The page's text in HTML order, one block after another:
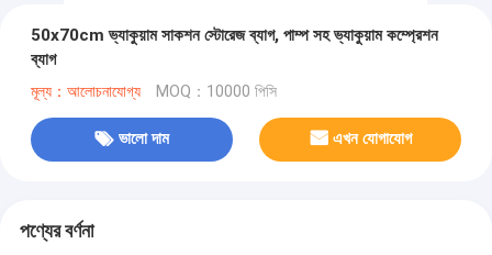
50x70cm ভ্যাকুয়াম সাকশন স্টোরেজ ব্যাগ, পাম্প সহ ভ্যাকুয়াম কম্প্রেশন
ব্যাগ
মূল্য：আলোচনাযোগ্য MOQ：10000 পিসি
ভালো দাম এখন যোগাযোগ
পণ্যের বর্ণনা